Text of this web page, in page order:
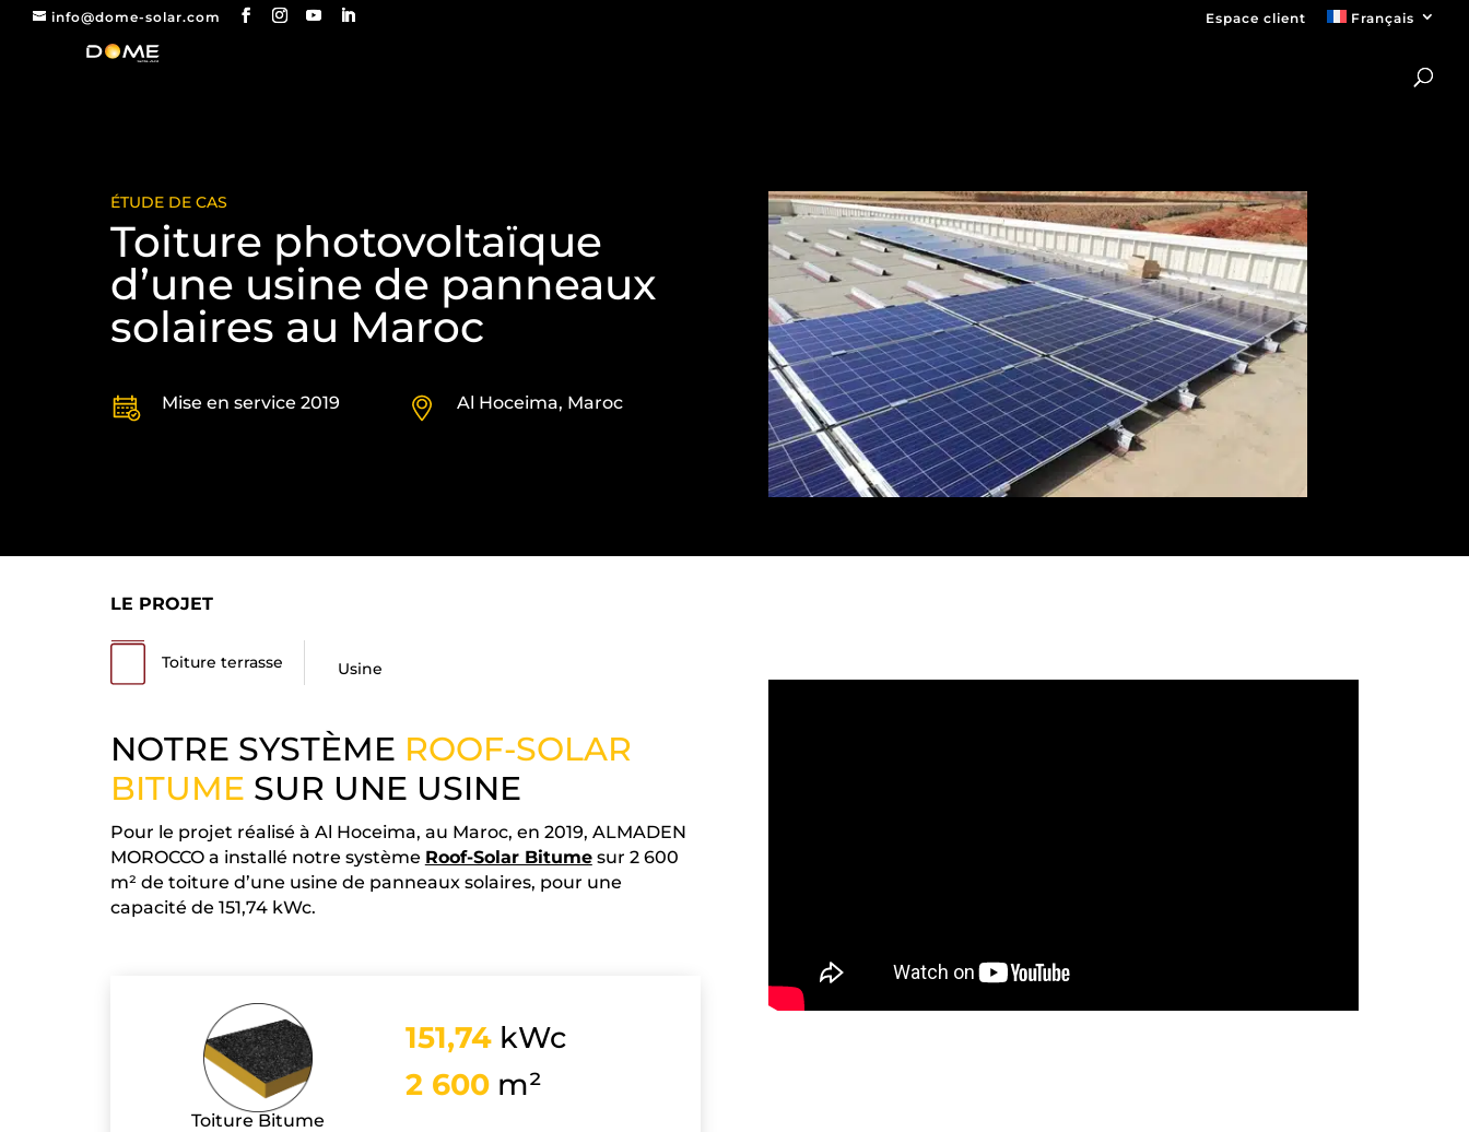
info@dome-solar.com Espace client Français
ÉTUDE DE CAS
Toiture photovoltaïque
d’une usine de panneaux
solaires au Maroc
Mise en service 2019 Al Hoceima, Maroc
LE PROJET
Toiture terrasse Usine
NOTRE SYSTÈME ROOF-SOLAR
BITUME SUR UNE USINE
Pour le projet réalisé à Al Hoceima, au Maroc, en 2019, ALMADEN
MOROCCO a installé notre système Roof-Solar Bitumesur 2 600
m² de toiture d’une usine de panneaux solaires, pour une
capacité de 151,74 kWc.
Toiture Bitume
151,74 kWc
2 600 m²